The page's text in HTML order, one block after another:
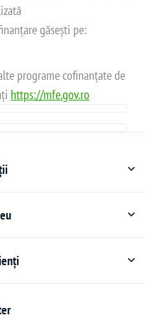
găsești pe:
programe cofinanțate de
https://mfe.gov.ro